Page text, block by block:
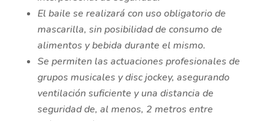
El baile se realizará con uso obligatorio de
mascarilla, sin posibilidad de consumo de
alimentos y bebida durante el mismo.
Se permiten las actuaciones profesionales de
grupos musicales y disc jockey, asegurando
ventilación suficiente y una distancia de
seguridad de, al menos, 2 metros entre